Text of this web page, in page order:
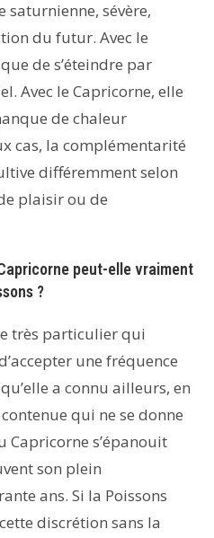
saturnienne, sévère,
du futur. Avec le
de s’éteindre par
Avec le Capricorne, elle
de chaleur
cas, la complémentarité
différemment selon
plaisir ou de
peut-elle vraiment
?
très particulier qui
une fréquence
a connu ailleurs, en
qui ne se donne
Capricorne s’épanouit
son plein
ans. Si la Poissons
discrétion sans la